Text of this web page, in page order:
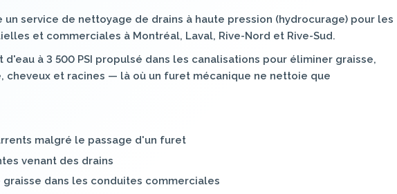
un service de nettoyage de drains à haute pression (hydrocurage) pour les
et commerciales à Montréal, Laval, Rive-Nord et Rive-Sud.
d'eau à 3 500 PSI propulsé dans les canalisations pour éliminer graisse,
cheveux et racines — là où un furet mécanique ne nettoie que
malgré le passage d'un furet
venant des drains
dans les conduites commerciales